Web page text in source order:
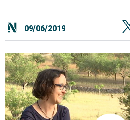
09/06/2019